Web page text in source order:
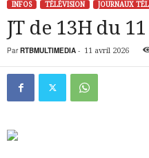
INFOS
TÉLÉVISION JOURNAUX
JT de 13H du
Par RTBMULTIMEDIA - 11 avril 2026